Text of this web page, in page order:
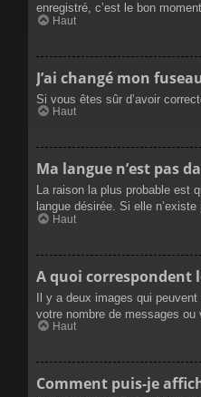
enregistré, c’est le bon
Haut
J’ai changé mon
Si vous êtes sûr d’avoir
Haut
Ma langue n’est pas
La raison la plus probable est
langue désirée. Si elle
Haut
A quoi correspondent
Il y a deux images qui
votre nombre de messages ou
Haut
Comment puis-je